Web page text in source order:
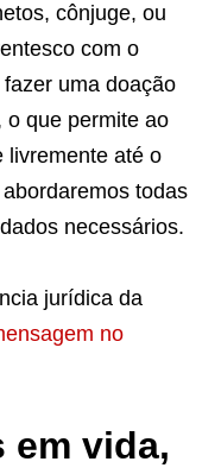
cônjuge, ou
com o
uma doação
o que permite ao
livremente até o
todas
necessários.
jurídica da
no
em vida,